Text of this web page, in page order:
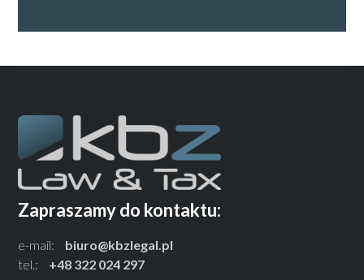
Zapraszamy do kontaktu:
e-mail:
biuro@kbzlegal.pl
tel.:
+48 322 024 297